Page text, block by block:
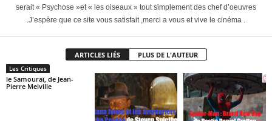
serait « Psychose »et « les oiseaux » tout simplement des chef d’oeuvres
.J’espère que ce site vous satisfait ,merci a vous et vive le cinéma .
ARTICLES LIÉS PLUS DE L'AUTEUR
Les Critiques
le Samouraï, de Jean-
Pierre Melville